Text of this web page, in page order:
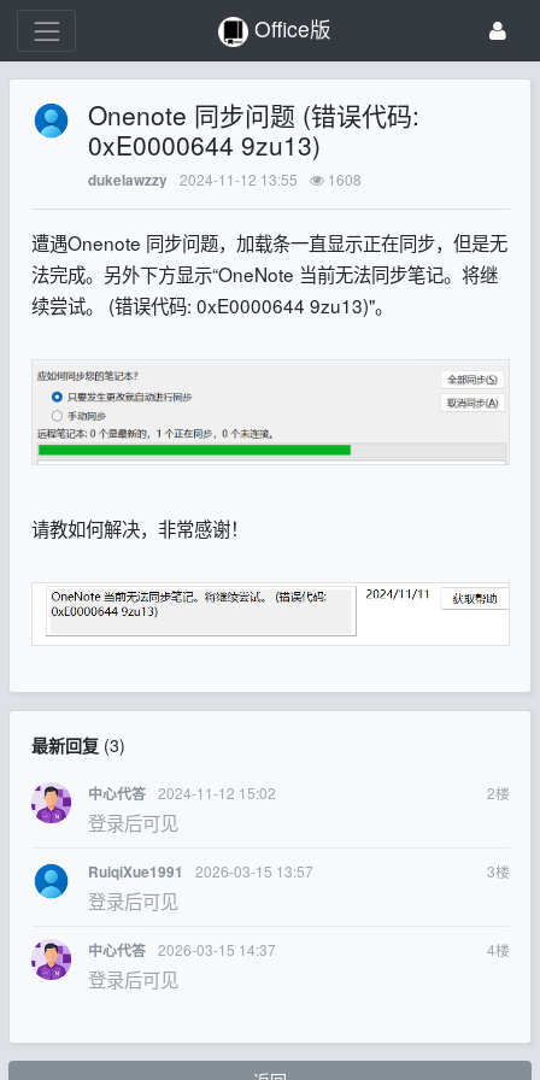
Office版
Onenote 同步问题 (错误代码:
0xE0000644 9zu13)
dukelawzzy 2024-11-12 13:55 1608
遭遇Onenote 同步问题，加载条一直显示正在同步，但是无
法完成。另外下方显示“OneNote 当前无法同步笔记。将继
续尝试。 (错误代码: 0xE0000644 9zu13)"。
请教如何解决，非常感谢！
最新回复(3)
中心代答 2024-11-12 15:02 2楼
登录后可见
RuiqiXue1991 2026-03-15 13:57 3楼
登录后可见
中心代答 2026-03-15 14:37 4楼
登录后可见